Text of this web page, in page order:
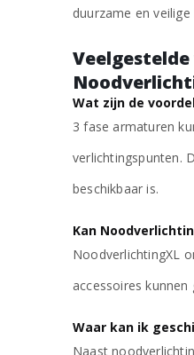
duurzame en
Wat zijn de
3 fase armaturen
verlichtingspunten.
beschikbaar is.
Kan
NoodverlichtingXL
accessoires
Waar kan ik
Naast